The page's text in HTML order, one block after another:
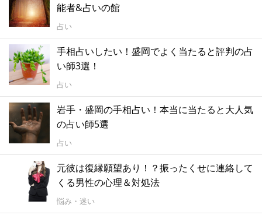
能者&占いの館
占い
手相占いしたい！盛岡でよく当たると評判の占
い師3選！
占い
岩手・盛岡の手相占い！本当に当たると大人気
の占い師5選
占い
元彼は復縁願望あり！？振ったくせに連絡して
くる男性の心理＆対処法
悩み・迷い